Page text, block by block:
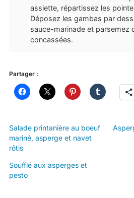
assiette, répartissez les
Déposez les gambas par
sauce-marinade et parsemez
concassées.
Partager :
Salade printanière au boeuf
mariné, asperge et navet
rôtis
Soufflé aux asperges et
pesto